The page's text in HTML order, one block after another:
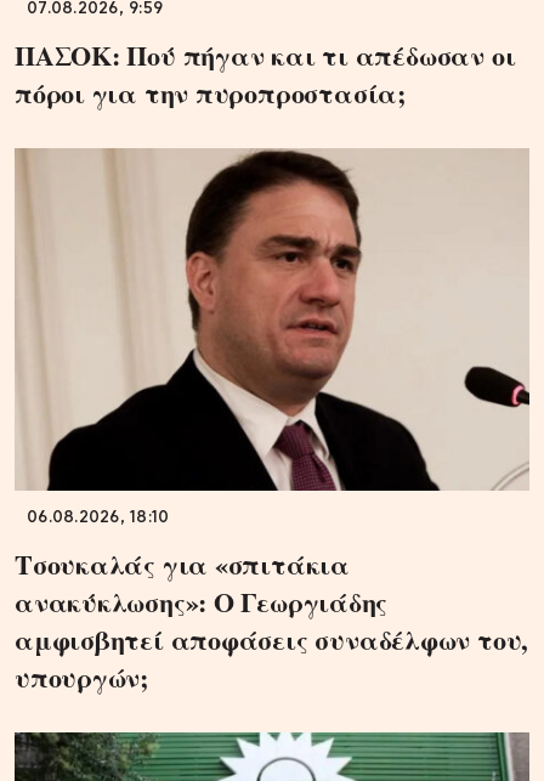
07.08.2026, 9:59
ΠΑΣΟΚ: Πού πήγαν και τι απέδωσαν οι
πόροι για την πυροπροστασία;
06.08.2026, 18:10
Τσουκαλάς για «σπιτάκια
ανακύκλωσης»: Ο Γεωργιάδης
αμφισβητεί αποφάσεις συναδέλφων του,
υπουργών;